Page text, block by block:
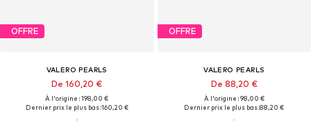
OFFRE
VALERO PEARLS
De 160,20 €
À l'origine : 198,00 €
Dernier prix le plus bas :160,20 €
OFFRE
VALERO PEARLS
De 88,20 €
À l'origine : 98,00 €
Dernier prix le plus bas :88,20 €